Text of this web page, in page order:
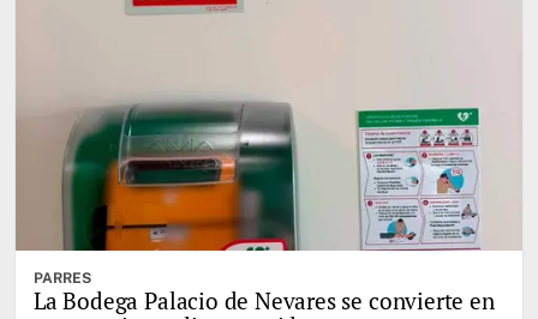
PARRES
La Bodega Palacio de Nevares se convierte en